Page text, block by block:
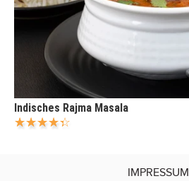
Indisches Rajma Masala
IMPRESSUM